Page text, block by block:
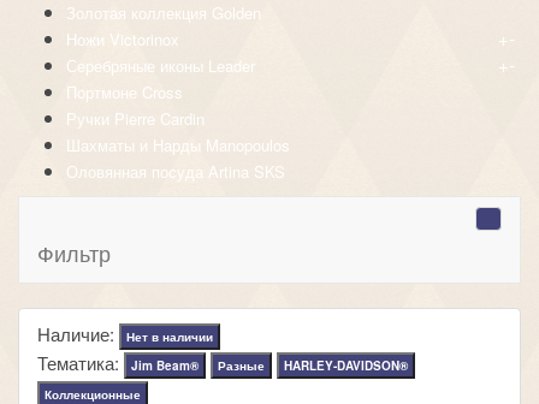
Золотая коллекция Golden
Ножи Victorinox
+-
Серебряные иконы Leader +-
Портмоне Cross
Ручки Pierre Cardin
Шахматы и Нарды Manopoulos
Оловянная посуда Artina SKS
Фильтр
Наличие: Нет в наличии
Тематика: Jim Beam® Разные
HARLEY-DAVIDSON®
Коллекционные